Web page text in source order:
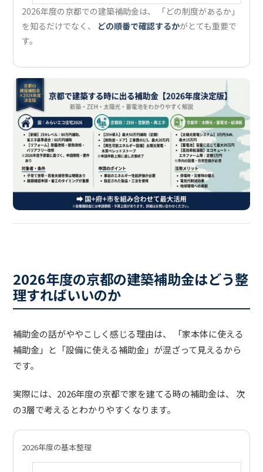
2026年度の京都での建築補助金は、 「どの制度があるか」
を知るだけでなく、 どの順番で確認するかがとても重要で
す。
2026年度の京都の建築補助金はどう整
理すればいいのか
補助金の話がややこしく感じる理由は、 「家本体に使える
補助金」と「設備に使える補助金」が混ざって見えるから
です。
実際には、2026年度の京都で家を建てる時の補助金は、 次
の3層で考えるとわかりやすくなります。
2026年度の基本整理